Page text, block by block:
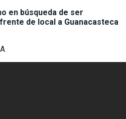
en búsqueda de ser
de local a Guanacasteca